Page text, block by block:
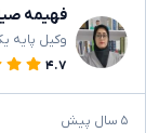
فهیمه
وکیل پایه
۴.۷
۵ سال پیش